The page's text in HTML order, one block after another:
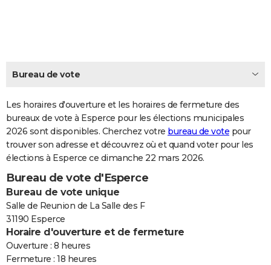
Carte de Noël
Carte Bonne année
Carte Saint-Valentin
Carte Pâques
Carte d'anniversaire
DICTIONNAIRE
Dictionnaire
Biographies
Citations
Expressions
Proverbes
PROGRAMME TV
COPAINS D'AVANT
S'inscrire
Se connecter
Lycées
Collèges
Primaires
Universités
Entreprises
Service militaire
Avis de recherche
AVIS DE DÉCÈS
FORUM
Bricolage
Lifestyle
Culture
Sport
Auto
Television
Voyage
Cinema
Bureau de vote
Les horaires d'ouverture et les horaires de fermeture des
bureaux de vote à Esperce pour les élections municipales
2026 sont disponibles. Cherchez votre bureau de vote pour
trouver son adresse et découvrez où et quand voter pour les
élections à Esperce ce dimanche 22 mars 2026.
Bureau de vote d'Esperce
Bureau de vote unique
Salle de Reunion de La Salle des F
31190 Esperce
Horaire d'ouverture et de fermeture
Ouverture : 8 heures
Fermeture : 18 heures